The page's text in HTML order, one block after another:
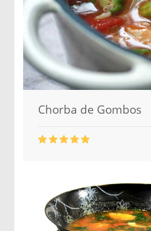
Chorba de Gombos